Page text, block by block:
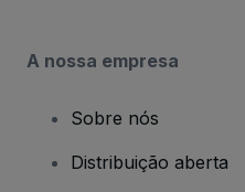
A nossa empresa
Sobre nós
Distribuição aberta